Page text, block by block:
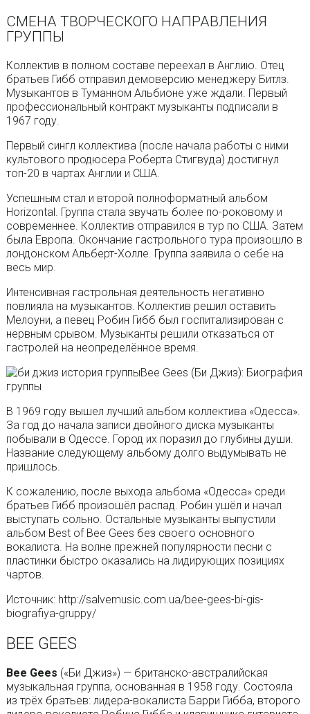
CМЕНА ТВОРЧЕСКОГО НАПРАВЛЕНИЯ
ГРУППЫ
Коллектив в полном составе переехал в Англию. Отец
братьев Гибб отправил демоверсию менеджеру Битлз.
Музыкантов в Туманном Альбионе уже ждали. Первый
профессиональный контракт музыканты подписали в
1967 году.
Первый сингл коллектива (после начала работы с ними
культового продюсера Роберта Стигвуда) достигнул
топ-20 в чартах Англии и США.
Успешным стал и второй полноформатный альбом
Horizontal. Группа стала звучать более по-роковому и
современнее. Коллектив отправился в тур по США. Затем
была Европа. Окончание гастрольного тура произошло в
лондонском Альберт-Холле. Группа заявила о себе на
весь мир.
Интенсивная гастрольная деятельность негативно
повлияла на музыкантов. Коллектив решил оставить
Мелоуни, а певец Робин Гибб был госпитализирован с
нервным срывом. Музыканты решили отказаться от
гастролей на неопределённое время.
Bee Gees (Би Джиз): Биография
группы
В 1969 году вышел лучший альбом коллектива «Одесса».
За год до начала записи двойного диска музыканты
побывали в Одессе. Город их поразил до глубины души.
Название следующему альбому долго выдумывать не
пришлось.
К сожалению, после выхода альбома «Одесса» среди
братьев Гибб произошёл распад. Робин ушёл и начал
выступать сольно. Остальные музыканты выпустили
альбом Best of Bee Gees без своего основного
вокалиста. На волне прежней популярности песни с
пластинки быстро оказались на лидирующих позициях
чартов.
Источник: http://salvemusic.com.ua/bee-gees-bi-gis-
biografiya-gruppy/
BEE GEES
Bee Gees («Би Джиз») — британско-австралийская
музыкальная группа, основанная в 1958 году. Состояла
из трёх братьев: лидера-вокалиста Барри Гибба, второго